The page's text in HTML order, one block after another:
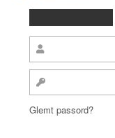
Glemt passord?